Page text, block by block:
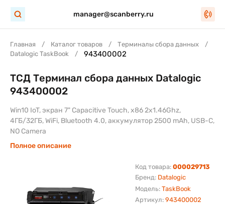
manager@scanberry.ru
Главная Каталог товаров
Терминалы сбора данных
Datalogic TaskBook
943400002
Бренд: Datalogic
Модель: TaskBook
Код товара: 000029713
Артикул: 943400002
ТСД Терминал сбора данных Datalogic
943400002
Win10 IoT, экран 7" Capacitive Touch, x86 2x1.46Ghz,
4ГБ/32ГБ, WiFi, Bluetooth 4.0, аккумулятор 2500 mAh, USB-C,
NO Camera
Полное описание